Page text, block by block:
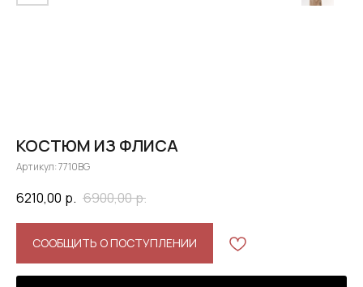
КОСТЮМ ИЗ ФЛИСА
Артикул:7710BG
6210,00 р. 6900,00р.
СООБЩИТЬ О ПОСТУПЛЕНИИ